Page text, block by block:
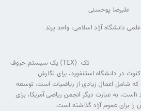
علیرضا پوحسنی
دانشگاه آزاد اسلامی، واحد پرند
تک (TEX) یک سیستم حروف
در دانشگاه استنفورد، برای نگارش
که شامل اعمال زیادی از ریاضیات است، توسعه
یافته. تک به صورت منبع آزاد ۱است، به عبارت دیگر انجمن ریاضی آمریکا، برای
را برای عموم آزاد گذاشته است.